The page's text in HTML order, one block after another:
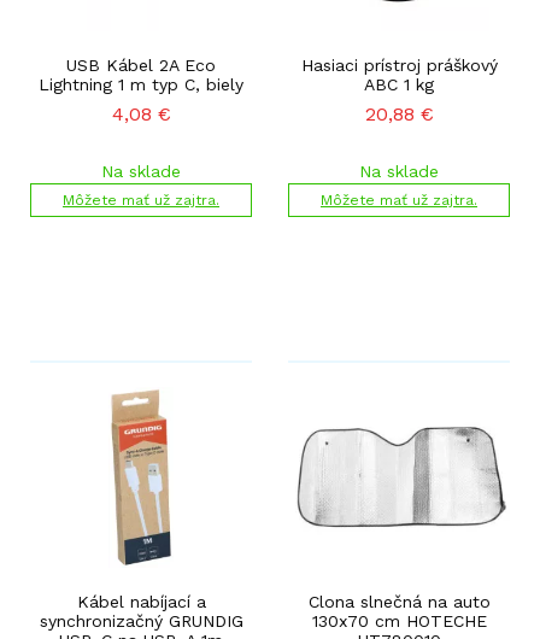
USB Kábel 2A Eco
Lightning 1 m typ C, biely
4,08 €
Na sklade
Môžete mať už zajtra.
Hasiaci prístroj práškový
ABC 1 kg
20,88 €
Na sklade
Môžete mať už zajtra.
Kábel nabíjací a
synchronizačný GRUNDIG
Clona slnečná na auto
130x70 cm HOTECHE